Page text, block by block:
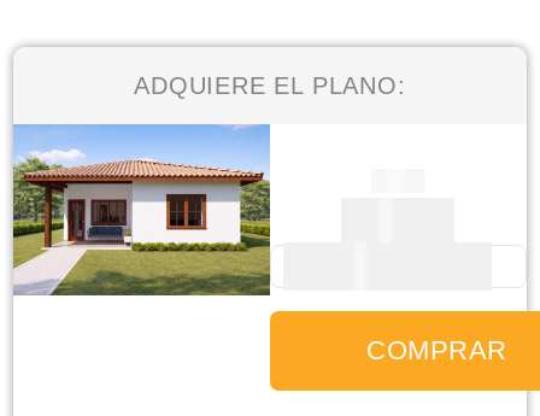
ADQUIERE EL PLANO:
P15i
-
de
COMPRAR